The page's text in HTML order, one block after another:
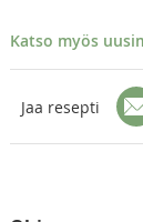
Katso myös
Jaa resepti